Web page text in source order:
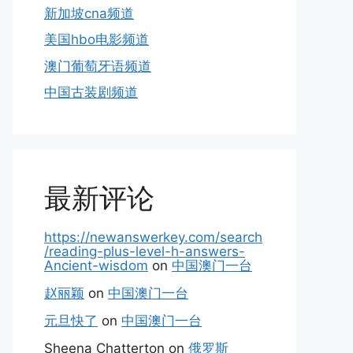
新加坡cna频道
美国hbo电影频道
澳门葡萄牙语频道
中国古装剧频道
最新评论
https://newanswerkey.com/search
/reading-plus-level-h-answers-
Ancient-wisdom on 中国澳门一台
赵丽颖 on 中国澳门一台
元旦快了 on 中国澳门一台
Sheena Chatterton on 俄罗斯